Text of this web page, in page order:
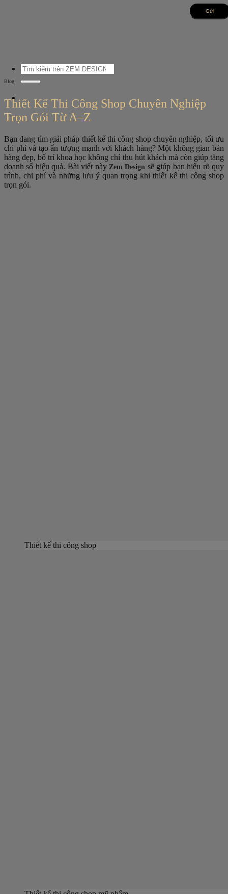
Tìm
kiếm:
Blog
Thiết Kế Thi Công Shop Chuyên Nghiệp
Trọn Gói Từ A–Z
Bạn đang tìm giải pháp thiết kế thi công shop chuyên nghiệp, tối ưu
chi phí và tạo ấn tượng mạnh với khách hàng? Một không gian bán
hàng đẹp, bố trí khoa học không chỉ thu hút khách mà còn giúp tăng
doanh số hiệu quả. Bài viết này Zem Design sẽ giúp bạn hiểu rõ quy
trình, chi phí và những lưu ý quan trọng khi thiết kế thi công shop
trọn gói.
Thiết kế thi công shop